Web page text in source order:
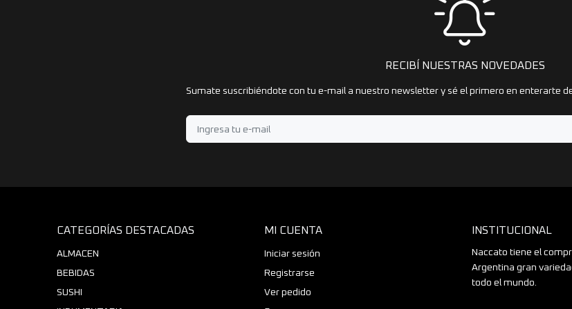
RECIBÍ NUESTRAS NOVEDADES
Sumate suscribiéndote con tu e-mail a nuestro newsletter y sé el primero en enterarte
CATEGORÍAS DESTACADAS
ALMACEN
BEBIDAS
SUSHI
MI CUENTA
Iniciar sesión
Registrarse
Ver pedido
INSTITUCIONAL
Naccato tiene el
Argentina gran
todo el mundo.